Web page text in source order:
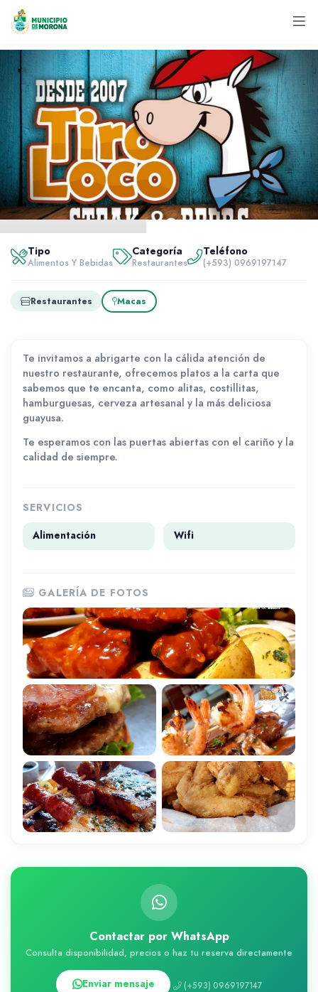
Alimentos y bebidas
Tipo
Alimentos Y Bebidas
Categoría
Restaurantes
Teléfono
(+593) 0969197147
Restaurantes Macas
Te invitamos a abrigarte con la cálida atención de
nuestro restaurante, ofrecemos platos a la carta que
sabemos que te encanta, como alitas, costillitas,
hamburguesas, cerveza artesanal y la más deliciosa
guayusa.
Te esperamos con las puertas abiertas con el cariño y la
calidad de siempre.
SERVICIOS
Alimentación Wifi
GALERÍA DE FOTOS
Contactar por WhatsApp
Consulta disponibilidad, precios o haz tu reserva directamente
Enviar mensaje (+593) 0969197147